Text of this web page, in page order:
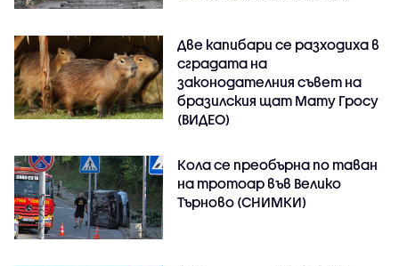
Две капибари се разходиха в
сградата на
законодателния съвет на
бразилския щат Мату Гросу
(ВИДЕО)
Кола се преобърна по таван
на тротоар във Велико
Търново (СНИМКИ)